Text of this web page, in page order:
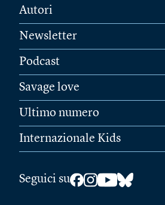
Autori
Newsletter
Podcast
Savage love
Ultimo numero
Internazionale Kids
Seguici su